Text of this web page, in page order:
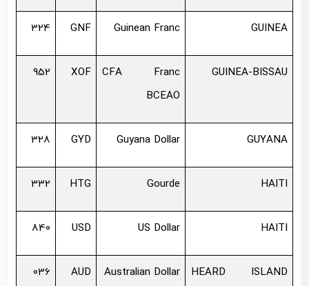
GUINEA
Guinean Franc
GNF
324
GUINEA-BISSAU
CFA Franc
BCEAO
XOF
952
GUYANA
Guyana Dollar
GYD
328
HAITI
Gourde
HTG
332
HAITI
US Dollar
USD
840
HEARD ISLAND
Australian Dollar
AUD
036